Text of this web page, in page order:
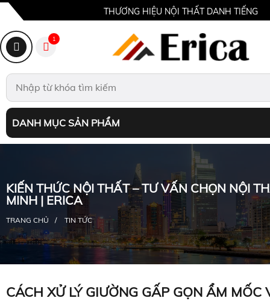
THƯƠNG HIỆU NỘI THẤT DANH TIẾNG
1
DANH MỤC SẢN PHẨM
KIẾN THỨC NỘI THẤT – TƯ VẤN CHỌN NỘI
MINH | ERICA
TRANG CHỦ TIN TỨC
CÁCH XỬ LÝ GIƯỜNG GẤP GỌN ẨM MỐC